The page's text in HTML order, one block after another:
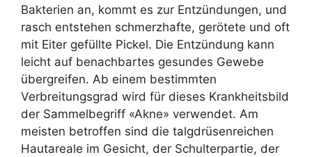
Bakterien an, kommt es zur Entzündungen, und
rasch entstehen schmerzhafte, gerötete und oft
mit Eiter gefüllte Pickel. Die Entzündung kann
leicht auf benachbartes gesundes Gewebe
übergreifen. Ab einem bestimmten
Verbreitungsgrad wird für dieses Krankheitsbild
der Sammelbegriff «Akne» verwendet. Am
meisten betroffen sind die talgdrüsenreichen
Hautareale im Gesicht, der Schulterpartie, der